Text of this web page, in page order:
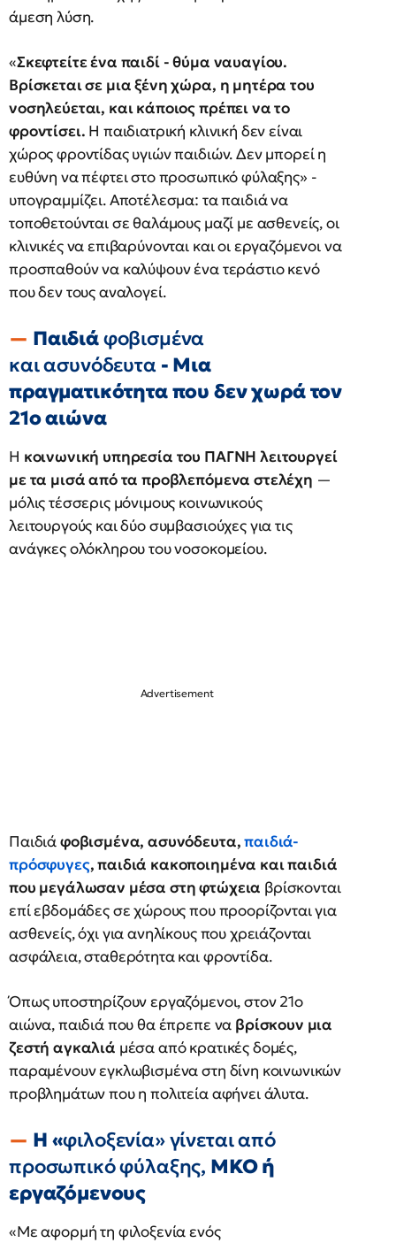
άμεση λύση.
«Σκεφτείτε ένα παιδί - θύμα ναυαγίου.
Βρίσκεται σε μια ξένη χώρα, η μητέρα του
νοσηλεύεται, και κάποιος πρέπει να το
φροντίσει. Η παιδιατρική κλινική δεν είναι
χώρος φροντίδας υγιών παιδιών. Δεν μπορεί η
ευθύνη να πέφτει στο προσωπικό φύλαξης» -
υπογραμμίζει. Αποτέλεσμα: τα παιδιά να
τοποθετούνται σε θαλάμους μαζί με ασθενείς, οι
κλινικές να επιβαρύνονται και οι εργαζόμενοι να
προσπαθούν να καλύψουν ένα τεράστιο κενό
που δεν τους αναλογεί.
Παιδιάφοβισμένα
και ασυνόδευτα- Μια
πραγματικότητα που δεν χωρά τον
21ο αιώνα
Η κοινωνική υπηρεσία του ΠΑΓΝΗ λειτουργεί
με τα μισά από τα προβλεπόμενα στελέχη —
μόλις τέσσερις μόνιμους κοινωνικούς
λειτουργούς και δύο συμβασιούχες για τις
ανάγκες ολόκληρου του νοσοκομείου.
Παιδιάφοβισμένα, ασυνόδευτα,παιδιά-
πρόσφυγες, παιδιά κακοποιημένα και παιδιά
που μεγάλωσαν μέσα στη φτώχεια βρίσκονται
επί εβδομάδες σε χώρους που προορίζονται για
ασθενείς, όχι για ανηλίκους που χρειάζονται
ασφάλεια, σταθερότητα και φροντίδα.
Όπως υποστηρίζουν εργαζόμενοι, στον 21ο
αιώνα, παιδιά που θα έπρεπε να βρίσκουν μια
ζεστή αγκαλιά μέσα από κρατικές δομές,
παραμένουν εγκλωβισμένα στη δίνη κοινωνικών
προβλημάτων που η πολιτεία αφήνει άλυτα.
Η «φιλοξενία» γίνεται από
προσωπικό φύλαξης, ΜΚΟ ή
εργαζόμενους
«Με αφορμή τη φιλοξενία ενός